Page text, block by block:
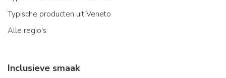
Typische producten uit Veneto
Alle regio's
Inclusieve smaak